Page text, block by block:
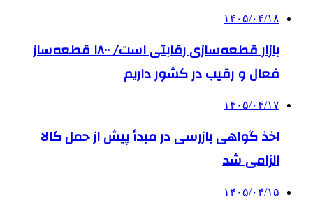
۱۴۰۵/۰۴/۱۸
بازار قطعه‌سازی رقابتی است/ ۱۸۰۰ قطعه‌ساز
فعال و رقیب در کشور داریم
۱۴۰۵/۰۴/۱۷
اخذ گواهی بازرسی در مبدأ پیش از حمل کالا
الزامی شد
۱۴۰۵/۰۴/۱۵